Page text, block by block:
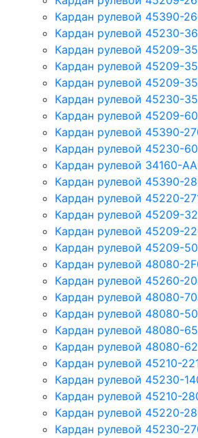
Кардан рулевой 45390-
Кардан рулевой 45230-
Кардан рулевой 45209-
Кардан рулевой 45209-
Кардан рулевой 45209-
Кардан рулевой 45230-
Кардан рулевой 45209-
Кардан рулевой 45390-
Кардан рулевой 45230-
Кардан рулевой 34160-
Кардан рулевой 45390-
Кардан рулевой 45220-
Кардан рулевой 45209-
Кардан рулевой 45209-
Кардан рулевой 45209-
Кардан рулевой 48080-
Кардан рулевой 45260-
Кардан рулевой 48080-
Кардан рулевой 48080-
Кардан рулевой 48080-
Кардан рулевой 48080-
Кардан рулевой 45210-
Кардан рулевой 45230-
Кардан рулевой 45210-
Кардан рулевой 45220-
Кардан рулевой 45230-